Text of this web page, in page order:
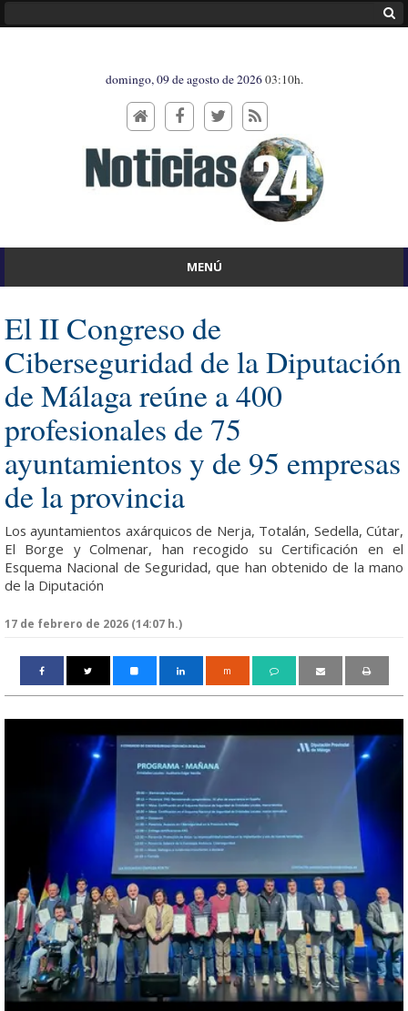
domingo, 09 de agosto de 202603:10h.
MENÚ
El II Congreso de
Ciberseguridad de la Diputación
de Málaga reúne a 400
profesionales de 75
ayuntamientos y de 95 empresas
de la provincia
Los ayuntamientos axárquicos de Nerja, Totalán, Sedella, Cútar,
El Borge y Colmenar, han recogido su Certificación en el
Esquema Nacional de Seguridad, que han obtenido de la mano
de la Diputación
17 de febrero de 2026 (14:07 h.)
m